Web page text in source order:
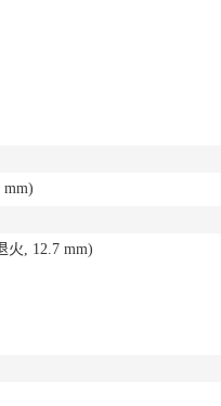
mm)
火, 12.7 mm)